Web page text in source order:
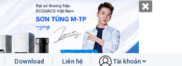
Download Liên hệ Tài khoản